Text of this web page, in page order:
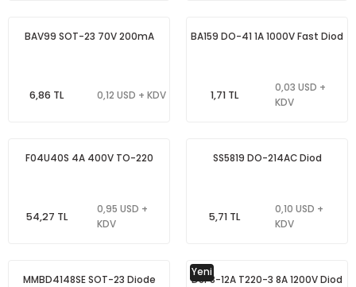
BAV99 SOT-23 70V 200mA
6,86 TL 0,12 USD + KDV
BA159 DO-41 1A 1000V Fast Diod
1,71 TL
0,03 USD +
KDV
F04U40S 4A 400V TO-220
54,27 TL
0,95 USD +
KDV
SS5819 DO-214AC Diod
5,71 TL
0,10 USD +
KDV
MMBD4148SE SOT-23 Diode
Yeni
DSP8-12A T220-3 8A 1200V Diod